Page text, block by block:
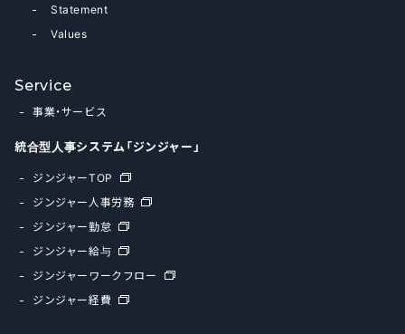
Statement
Values
Service
事業・サービス
統合型人事システム「ジンジャー」
ジンジャーTOP
ジンジャー人事労務
ジンジャー勤怠
ジンジャー給与
ジンジャーワークフロー
ジンジャー経費